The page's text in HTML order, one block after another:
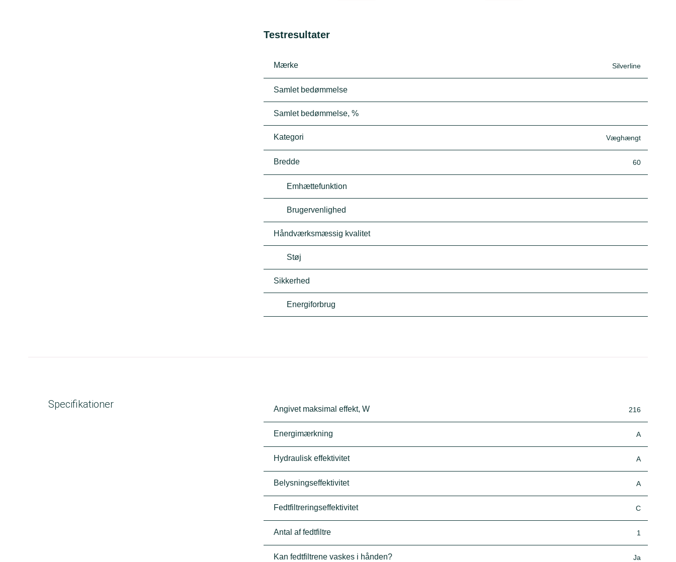
Testresultater
Mærke Silverline
Samlet bedømmelse
Samlet bedømmelse, %
Kategori Væghængt
Bredde 60
Emhættefunktion
Brugervenlighed
Håndværksmæssig kvalitet
Støj
Sikkerhed
Energiforbrug
Specifikationer Angivet maksimal effekt, W 216
Energimærkning A
Hydraulisk effektivitet A
Belysningseffektivitet A
Fedtfiltreringseffektivitet C
Antal af fedtfiltre 1
Kan fedtfiltrene vaskes i hånden? Ja